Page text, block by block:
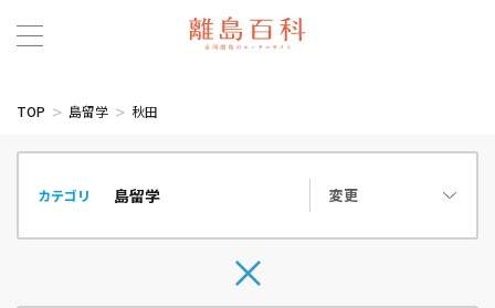
TOP 島留学 秋田
カテゴリ 変更